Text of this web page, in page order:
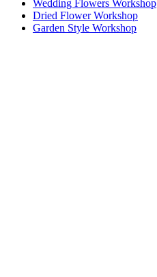
Wedding Flowers Workshop
Dried Flower Workshop
Garden Style Workshop